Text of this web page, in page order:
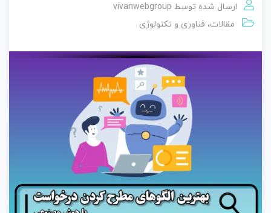
ارسال شده توسط vivanwebgroup
مقالات، فناوری و تکنولوژی